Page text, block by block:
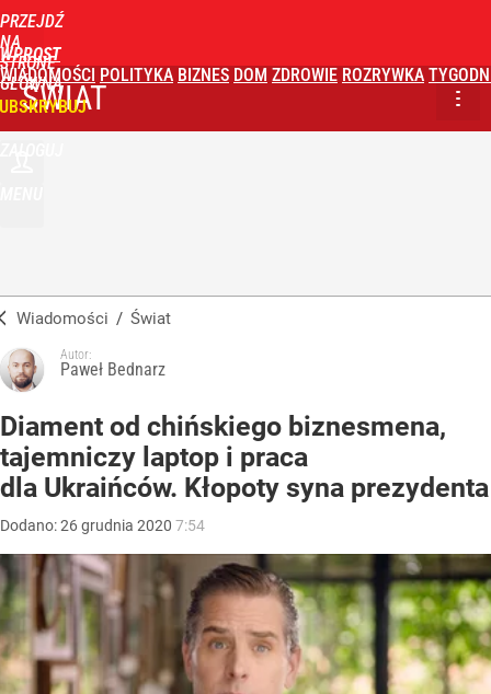
PRZEJDŹ
NA
STRONĘ
GŁÓWNĄ
WPROST
WIADOMOŚCI POLITYKA BIZNES DOM ZDROWIE ROZRYWKA
ŚWIAT
Wiadomości / Świat
Autor:
Paweł Bednarz
Diament od chińskiego biznesmena,
tajemniczy laptop i praca
dla Ukraińców. Kłopoty syna prezydenta
Dodano:26grudnia 2020 7:54